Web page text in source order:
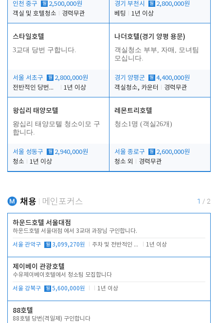
인천 중구 월 2,500,000원
객실 및 호텔청소
경력무관
경기 부천시 월 2,800,000원
베팅
1년 이상
스타일호텔
3교대 당번 구합니다.
서울 서초구 월 2,800,000원
전반적인 당번업무
1년 이상
나더호텔(경기 양평 용문)
객실청소 부부, 자매, 모녀팀
모십니다.
경기 양평군 월 4,400,000원
객실청소, 카운터
경력무관
왕십리 태양모텔
왕십리 태양모텔 청소이모 구
합니다.
서울 성동구 월 2,940,000원
청소
1년 이상
레몬트리호텔
청소1명 (객실26개)
서울 종로구 월 2,600,000원
청소 외
경력무관
채용 메인포커스 1 / 2
하운드호텔 서울대점
하운드호텔 서울대점 에서 3교대 과장님 구인합니다.
서울 관악구 월 3,099,270원 주차 및 전반적인 당번업무 1년 이상
제이베이 관광호텔
수유제이베이호텔에서 청소팀 모집합니다
서울 강북구 월 5,600,000원 1년 이상
88호텔
88호텔 당번(격일제) 구인합니다